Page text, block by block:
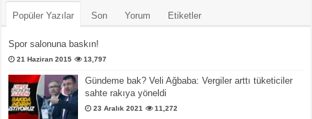
Popüler Yazılar Son Yorum Etiketler
Spor salonuna baskın!
21 Haziran 2015 13,797
Gündeme bak? Veli Ağbaba: Vergiler arttı tüketiciler
sahte rakıya yöneldi
23 Aralık 2021 11,272